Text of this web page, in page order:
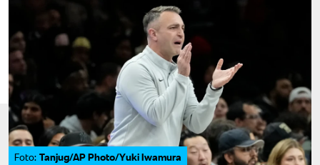
Foto: Tanjug/AP Photo/Yuki Iwamura